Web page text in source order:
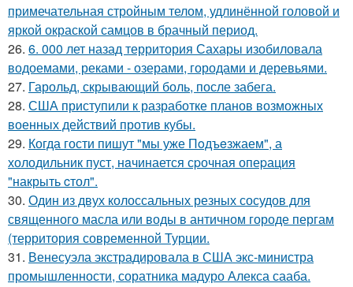
примечательная стройным телом, удлинённой головой и
яркой окраской самцов в брачный период.
26. 6. 000 лет назад территория Сахары изобиловала
водоемами, реками - озерами, городами и деревьями.
27. Гарольд, скрывающий боль, после забега.
28. США приступили к разработке планов возможных
военных действий против кубы.
29. Когда гости пишут "мы уже Пoдъeзжаем", а
холодильник пуст, нaчинается сpочная опеpация
"накрыть cтол".
30. Один из двух колоссальных резных сосудов для
священного масла или воды в античном городе пергам
(территория современной Турции.
31. Венесуэла экстрадировала в США экс-министра
промышленности, соратника мадуро Алекса сааба.